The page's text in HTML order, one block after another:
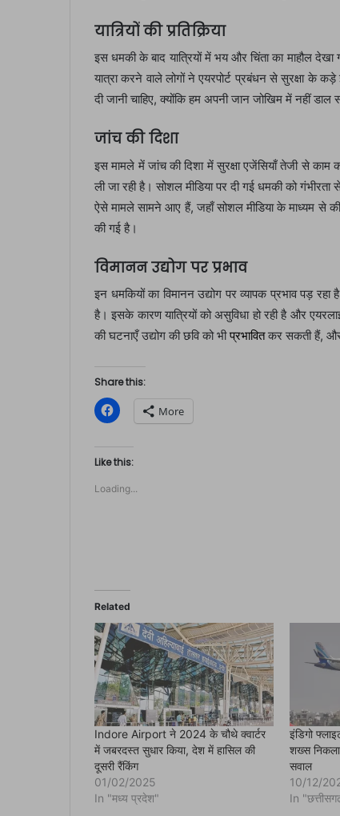
यात्रियों की प्रतिक्रिया
इस धमकी के बाद यात्रियों में भय और चिंता का माहौल देखा
यात्रा करने वाले लोगों ने एयरपोर्ट प्रबंधन से सुरक्षा के
दी जानी चाहिए, क्योंकि हम अपनी जान जोखिम में नहीं
जांच की दिशा
इस मामले में जांच की दिशा में सुरक्षा एजेंसियाँ तेजी से
ली जा रही है। सोशल मीडिया पर दी गई धमकी को
ऐसे मामले सामने आए हैं, जहाँ सोशल मीडिया के माध्यम से की
की गई है।
विमानन उद्योग पर प्रभाव
इन धमकियों का विमानन उद्योग पर व्यापक प्रभाव पड़
है। इसके कारण यात्रियों को असुविधा हो रही है और
की घटनाएँ उद्योग की छवि को भीप्रभावितकर सकती हैं, और
Share this:
C
l
k
t
h
o
k
(
O
p
e
n
s
i
n
n
e
w
w
n
d
o
w
More
Like this:
Loading...
Related
Indore Airport ने 2024 के चौथे क्वार्टर
में जबरदस्त सुधार किया, देश में हासिल की
दूसरी रैंकिंग
01/02/2025
In "मध्य प्रदेश"
इंडिगो
शख्स
सवाल
10/12/
In